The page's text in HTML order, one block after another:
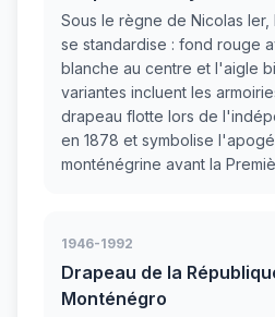
Sous le règne de Nicolas
se standardise : fond rouge
blanche au centre et l'aigle
variantes incluent les
drapeau flotte lors de
en 1878 et symbolise
monténégrine avant la
1946-1992
Drapeau de la
Monténégro